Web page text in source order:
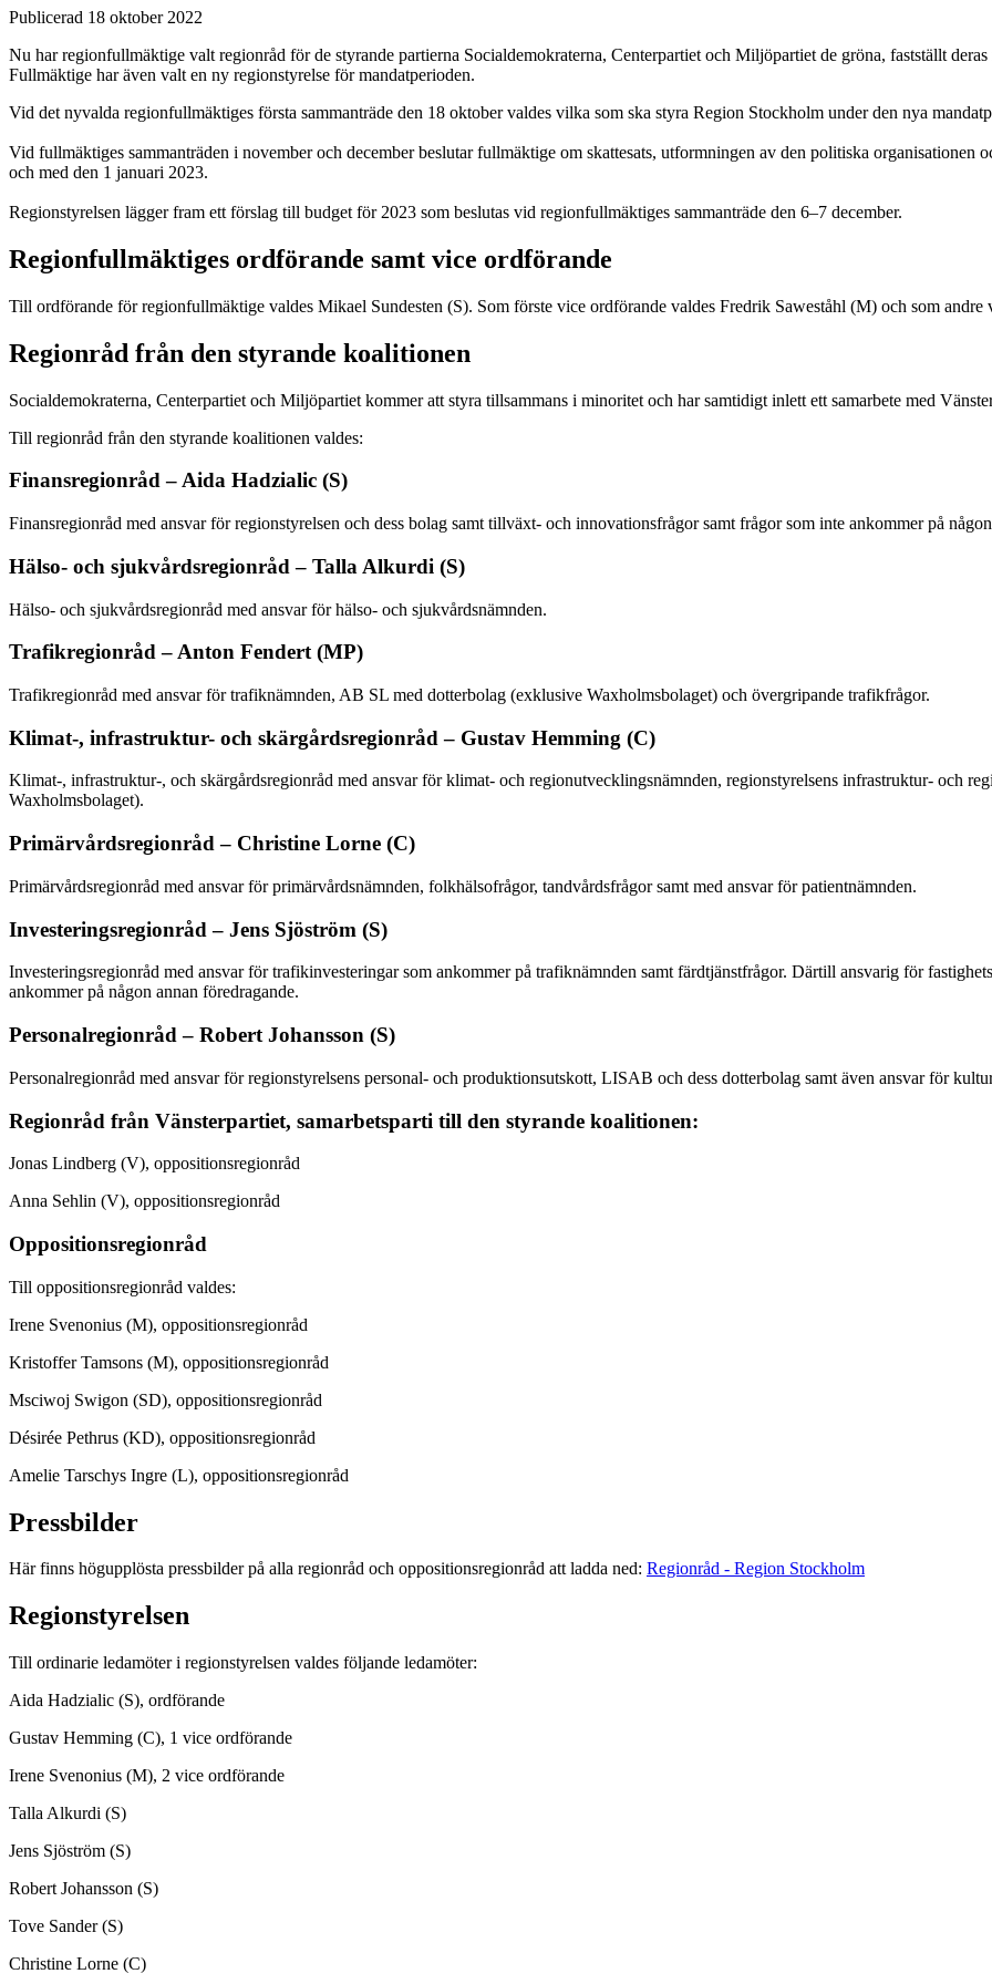
Publicerad 18 oktober 2022
Nu har regionfullmäktige valt regionråd för de styrande partierna Socialdemokraterna, Centerpartiet och Miljöpartiet de gröna, fastställt
Fullmäktige har även valt en ny regionstyrelse för mandatperioden.
Vid det nyvalda regionfullmäktiges första sammanträde den 18 oktober valdes vilka som ska styra Region Stockholm under den nya
Vid fullmäktiges sammanträden i november och december beslutar fullmäktige om skattesats, utformningen av den politiska organisationen
och med den 1 januari 2023.
Regionstyrelsen lägger fram ett förslag till budget för 2023 som beslutas vid regionfullmäktiges sammanträde den 6–7 december.
Regionfullmäktiges ordförande samt vice ordförande
Till ordförande för regionfullmäktige valdes Mikael Sundesten (S). Som förste vice ordförande valdes Fredrik Saweståhl (M) och som
Regionråd från den styrande koalitionen
Socialdemokraterna, Centerpartiet och Miljöpartiet kommer att styra tillsammans i minoritet och har samtidigt inlett ett samarbete med
Till regionråd från den styrande koalitionen valdes:
Finansregionråd – Aida Hadzialic (S)
Finansregionråd med ansvar för regionstyrelsen och dess bolag samt tillväxt- och innovationsfrågor samt frågor som inte ankommer på
Hälso- och sjukvårdsregionråd – Talla Alkurdi (S)
Hälso- och sjukvårdsregionråd med ansvar för hälso- och sjukvårdsnämnden.
Trafikregionråd – Anton Fendert (MP)
Trafikregionråd med ansvar för trafiknämnden, AB SL med dotterbolag (exklusive Waxholmsbolaget) och övergripande trafikfrågor.
Klimat-, infrastruktur- och skärgårdsregionråd – Gustav Hemming (C)
Klimat-, infrastruktur-, och skärgårdsregionråd med ansvar för klimat- och regionutvecklingsnämnden, regionstyrelsens infrastruktur- och
Waxholmsbolaget).
Primärvårdsregionråd – Christine Lorne (C)
Primärvårdsregionråd med ansvar för primärvårdsnämnden, folkhälsofrågor, tandvårdsfrågor samt med ansvar för patientnämnden.
Investeringsregionråd – Jens Sjöström (S)
Investeringsregionråd med ansvar för trafikinvesteringar som ankommer på trafiknämnden samt färdtjänstfrågor. Därtill ansvarig för
ankommer på någon annan föredragande.
Personalregionråd – Robert Johansson (S)
Personalregionråd med ansvar för regionstyrelsens personal- och produktionsutskott, LISAB och dess dotterbolag samt även ansvar för
Regionråd från Vänsterpartiet, samarbetsparti till den styrande koalitionen:
Jonas Lindberg (V), oppositionsregionråd
Anna Sehlin (V), oppositionsregionråd
Oppositionsregionråd
Till oppositionsregionråd valdes:
Irene Svenonius (M), oppositionsregionråd
Kristoffer Tamsons (M), oppositionsregionråd
Msciwoj Swigon (SD), oppositionsregionråd
Désirée Pethrus (KD), oppositionsregionråd
Amelie Tarschys Ingre (L), oppositionsregionråd
Pressbilder
Här finns högupplösta pressbilder på alla regionråd och oppositionsregionråd att ladda ned: Regionråd - Region Stockholm
Regionstyrelsen
Till ordinarie ledamöter i regionstyrelsen valdes följande ledamöter:
Aida Hadzialic (S), ordförande
Gustav Hemming (C), 1 vice ordförande
Irene Svenonius (M), 2 vice ordförande
Talla Alkurdi (S)
Jens Sjöström (S)
Robert Johansson (S)
Tove Sander (S)
Christine Lorne (C)